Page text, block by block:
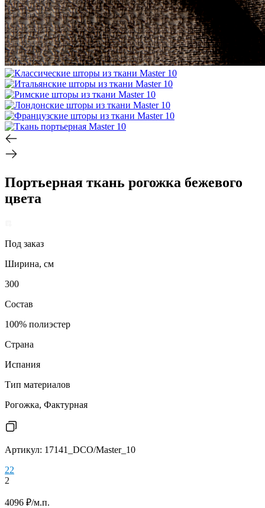
Портьерная ткань рогожка бежевого
цвета
Под заказ
Ширина, см
300
Состав
100% полиэстер
Страна
Испания
Тип материалов
Рогожка, Фактурная
Артикул: 17141_DCO/Master_10
22
2
4096 ₽/м.п.